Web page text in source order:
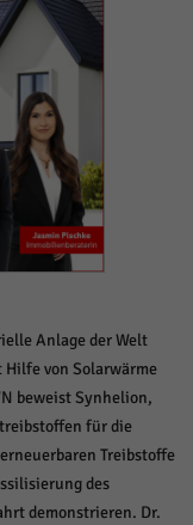
Anlage der Welt
von Solarwärme
beweist Synhelion,
für die
Treibstoffe
des
demonstrieren. Dr.
und weiter
und sind für die
Informationen helfen
nutzen.
verwendet,
indem sie Besucher